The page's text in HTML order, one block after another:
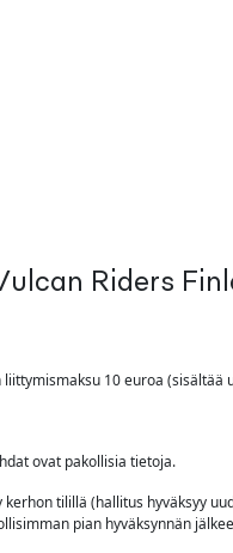
Riders
10 euroa (sisältää
ovat pakollisia tietoja.
tilillä (hallitus hyväksyy
pian hyväksynnän